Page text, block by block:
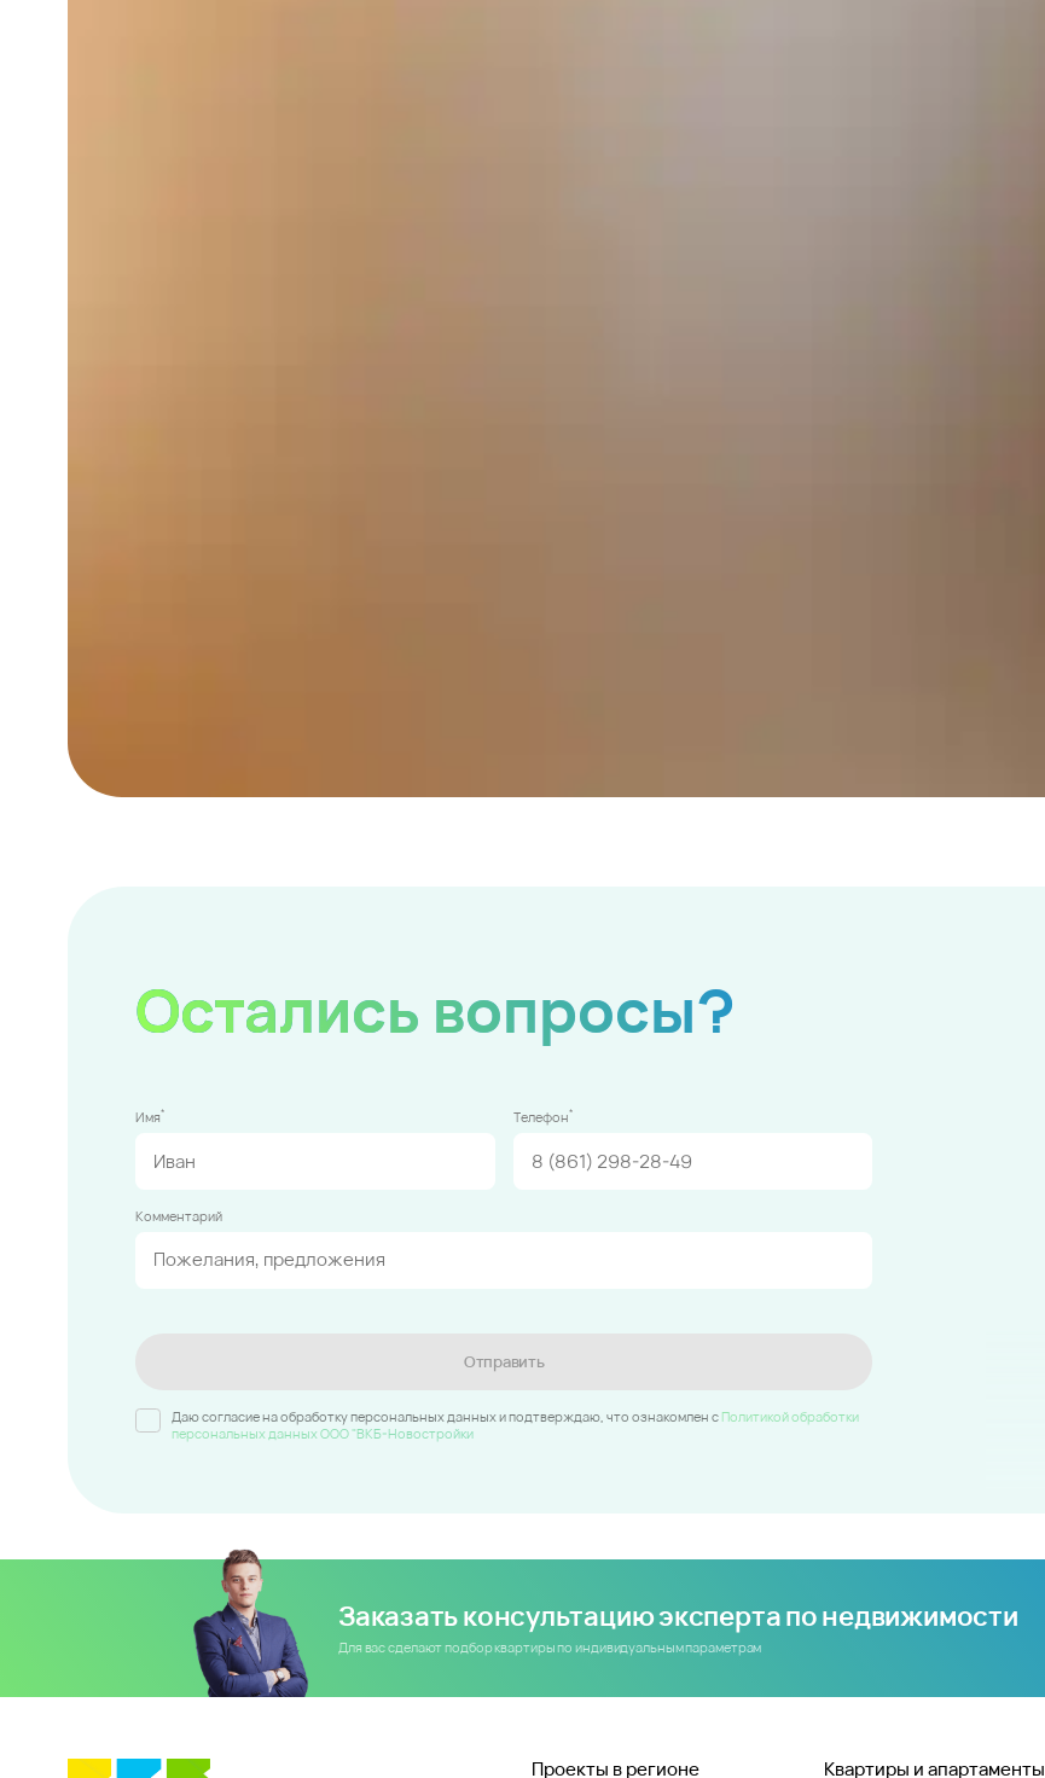
Остались вопросы?
Имя* Телефон*
Комментарий
Отправить
Даю согласие на обработку персональных данных и подтверждаю, что ознакомлен c Политикой обработки
персональных данных ООО "ВКБ-Новостройки
Заказать консультацию эксперта по недвижимости
Для вас сделают подбор квартиры по индивидуальным параметрам
Проекты в регионе Квартиры и апартаменты